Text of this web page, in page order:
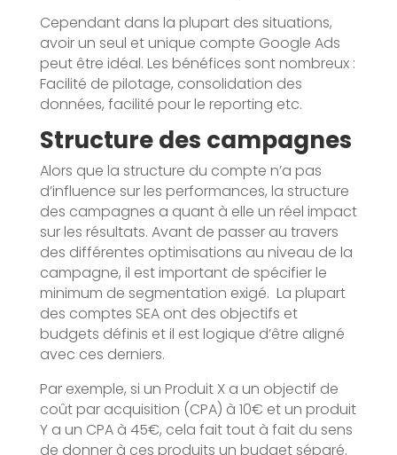
Cependant dans la plupart des situations,
avoir un seul et unique compte Google Ads
peut être idéal. Les bénéfices sont nombreux :
Facilité de pilotage, consolidation des
données, facilité pour le reporting etc.
Structure des campagnes
Alors que la structure du compte n’a pas
d’influence sur les performances, la structure
des campagnes a quant à elle un réel impact
sur les résultats. Avant de passer au travers
des différentes optimisations au niveau de la
campagne, il est important de spécifier le
minimum de segmentation exigé. La plupart
des comptes SEA ont des objectifs et
budgets définis et il est logique d’être aligné
avec ces derniers.
Par exemple, si un Produit X a un objectif de
coût par acquisition (CPA) à 10€ et un produit
Y a un CPA à 45€, cela fait tout à fait du sens
de donner à ces produits un budget séparé.